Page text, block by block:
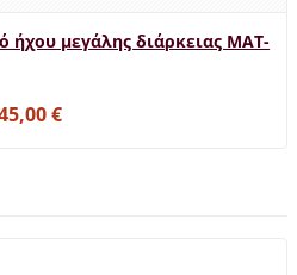
ήχου μεγάλης διάρκειας MAT-
€